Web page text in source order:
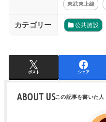
東武東上線
カテゴリー 公共施設
ポスト シェア
ABOUT US